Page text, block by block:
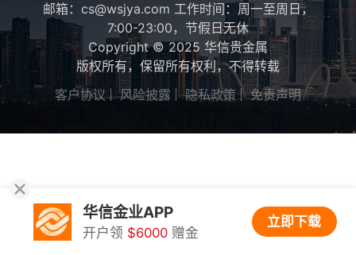
邮箱：cs@wsjya.com 工作时间：周一至周日，
7:00-23:00，节假日无休
Copyright © 2025 华信贵金属
版权所有，保留所有权利，不得转载
客户协议
风险披露 隐私政策 免责声明
华信金业APP
开户领 $6000 赠金
立即下载